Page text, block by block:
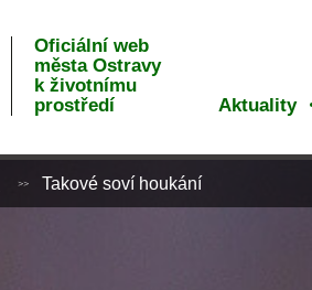
Oficiální web
města Ostravy
k životnímu
prostředí
Aktuality
Takové soví houkání